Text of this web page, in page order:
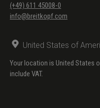
(+49) 611 45008-0
info@breitkopf.com
United States of
Your location is United States
include VAT.